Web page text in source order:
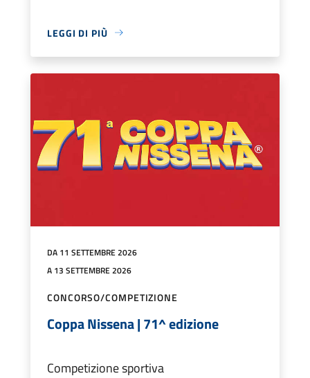
LEGGI DI PIÙ
DA 11 SETTEMBRE 2026
A 13 SETTEMBRE 2026
CONCORSO/COMPETIZIONE
Coppa Nissena | 71^ edizione
Competizione sportiva